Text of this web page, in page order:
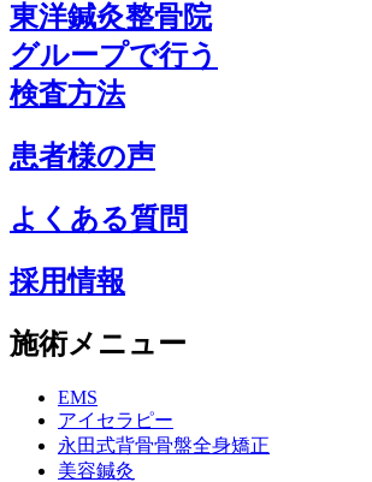
東洋鍼灸整骨院
グループで行う
検査方法
患者様の声
よくある質問
採用情報
施術メニュー
EMS
アイセラピー
永田式背骨骨盤全身矯正
美容鍼灸